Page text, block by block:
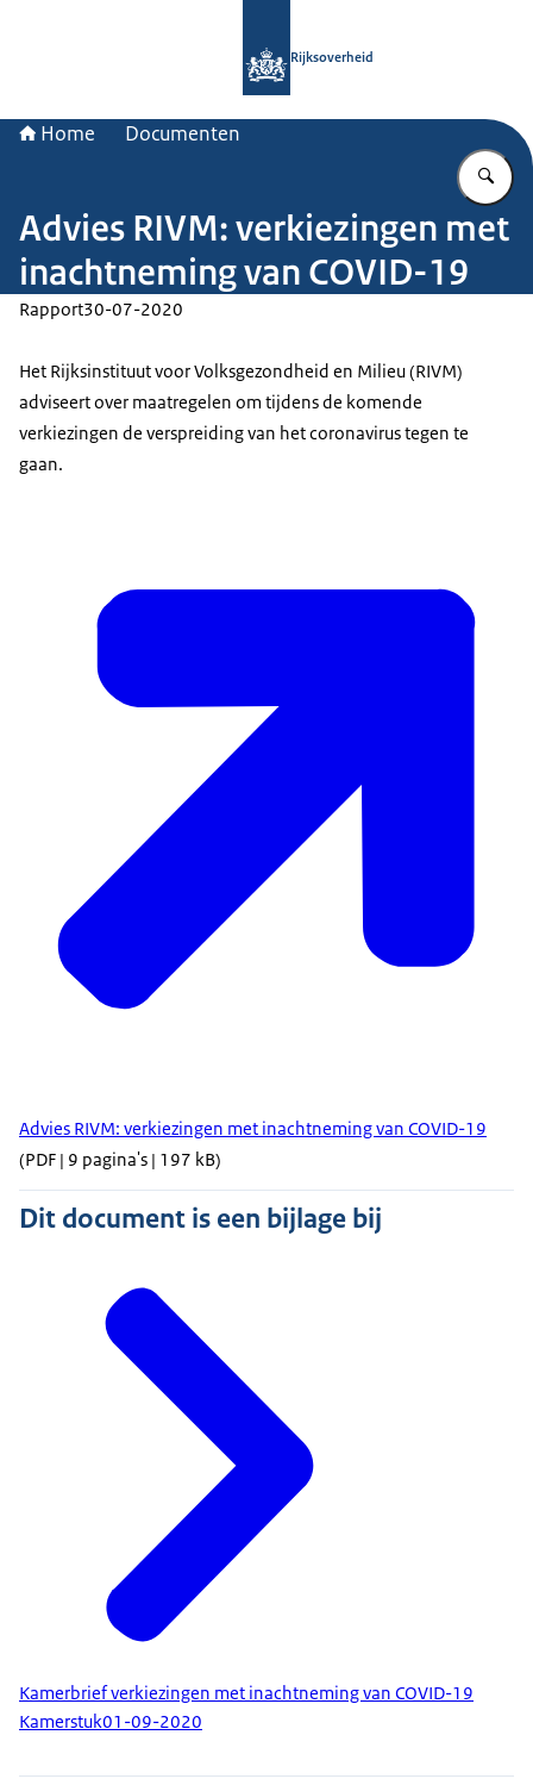
Rijksoverheid
Home Documenten
Advies RIVM: verkiezingen met
inachtneming van COVID-19
Rapport30-07-2020
Het Rijksinstituut voor Volksgezondheid en Milieu (RIVM)
adviseert over maatregelen om tijdens de komende
verkiezingen de verspreiding van het coronavirus tegen te
gaan.
Advies RIVM: verkiezingen met inachtneming van COVID-19
(PDF | 9 pagina's | 197 kB)
Dit document is een bijlage bij
Kamerbrief verkiezingen met inachtneming van COVID-19
Kamerstuk01-09-2020